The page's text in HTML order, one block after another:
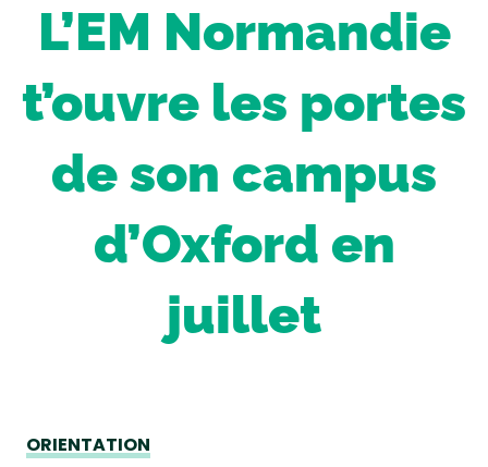
L’EM Normandie
t’ouvre les portes
de son campus
d’Oxford en
juillet
ORIENTATION